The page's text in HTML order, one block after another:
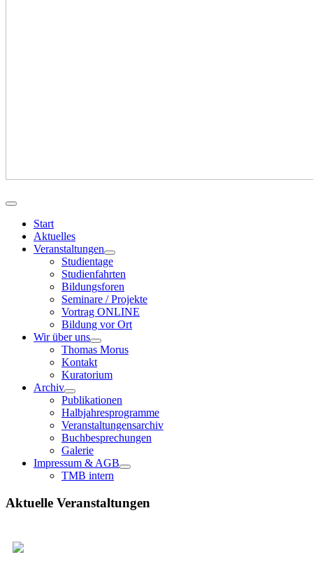
Start
Aktuelles
Veranstaltungen
Studientage
Studienfahrten
Bildungsforen
Seminare / Projekte
Vortrag ONLINE
Bildung vor Ort
Wir über uns
Thomas Morus
Kontakt
Kuratorium
Archiv
Publikationen
Halbjahresprogramme
Veranstaltungensarchiv
Buchbesprechungen
Galerie
Impressum & AGB
TMB intern
Aktuelle Veranstaltungen